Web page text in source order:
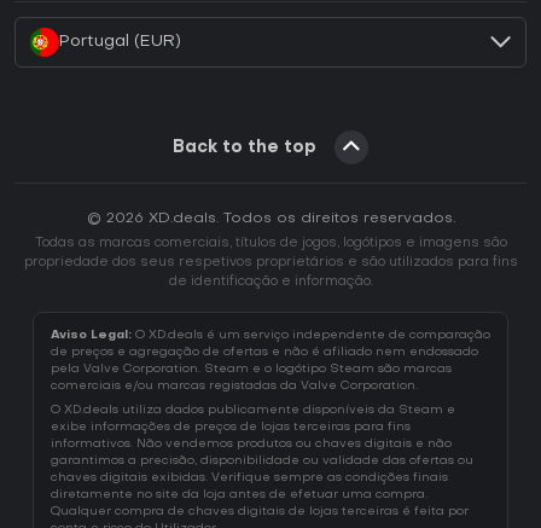
Portugal (EUR)
Back to the top
© 2026 XD.deals. Todos os direitos reservados.
Todas as marcas comerciais, títulos de jogos, logótipos e imagens são
propriedade dos seus respetivos proprietários e são utilizados para fins
de identificação e informação.
Aviso Legal: O XD.deals é um serviço independente de comparação
de preços e agregação de ofertas e não é afiliado nem endossado
pela Valve Corporation. Steam e o logótipo Steam são marcas
comerciais e/ou marcas registadas da Valve Corporation.
O XD.deals utiliza dados publicamente disponíveis da Steam e
exibe informações de preços de lojas terceiras para fins
informativos. Não vendemos produtos ou chaves digitais e não
garantimos a precisão, disponibilidade ou validade das ofertas ou
chaves digitais exibidas. Verifique sempre as condições finais
diretamente no site da loja antes de efetuar uma compra.
Qualquer compra de chaves digitais de lojas terceiras é feita por